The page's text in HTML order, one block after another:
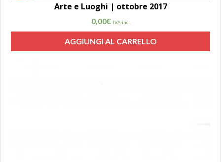
Arte e Luoghi | ottobre 2017
0,00€ IVA incl.
AGGIUNGI AL CARRELLO